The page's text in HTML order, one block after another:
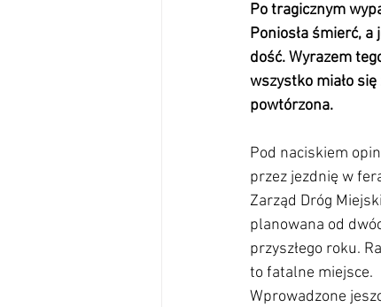
Kasztelańska
Kultura - sprawy społeczne
Po tragicznym
Poniosła śmierć,
dość. Wyrazem
wszystko miało
powtórzona.
Pod naciskiem
przez jezdnię w
Zarząd Dróg
planowana od
przyszłego roku.
to fatalne miejsce.
Wprowadzone